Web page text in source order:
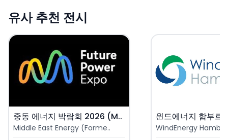
유사 추천 전시
중동 에너지 박람회 2026 (M..
Middle East Energy (Forme..
WindEnergy